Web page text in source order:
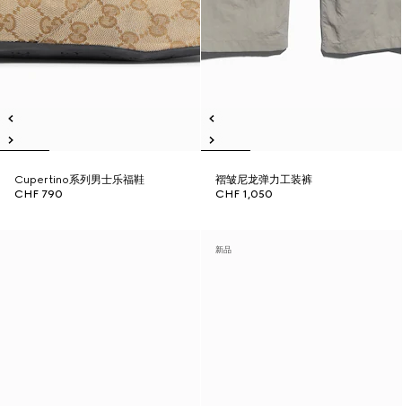
Cupertino系列男士乐福鞋
CHF 790
褶皱尼龙弹力工装裤
CHF 1,050
新品